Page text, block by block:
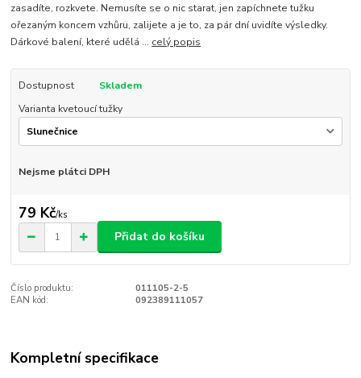
zasadíte, rozkvete. Nemusíte se o nic starat, jen zapíchnete tužku
ořezaným koncem vzhůru, zalijete a je to, za pár dní uvidíte výsledky.
Dárkové balení, které udělá ... celý popis
Dostupnost
Skladem
Varianta kvetoucí tužky
Nejsme plátci DPH
79 Kč/ks
Přidat do košíku
Číslo produktu:
011105-2-5
EAN kód:
092389111057
Kompletní specifikace